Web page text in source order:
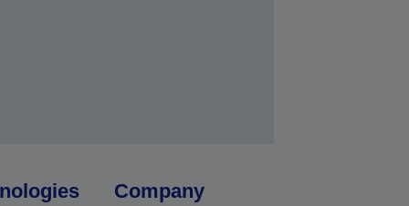
Company